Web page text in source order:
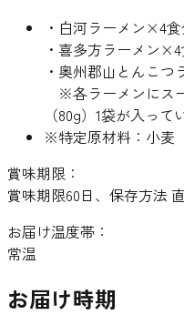
・白河ラーメン×4
・喜多方ラーメン
・奥州郡山とんこ
※各ラーメンにス
（80g）1袋が入って
※特定原材料：小麦
賞味期限：
賞味期限60日、保存方法
お届け温度帯：
常温
お届け時期